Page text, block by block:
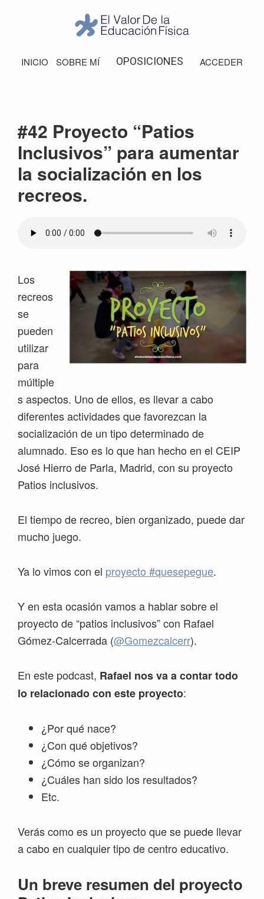
navegación
principal
barra
Valor
de
INICIO SOBRE MÍ OPOSICIONES ACCEDER
#42 Proyecto “Patios
Inclusivos” para aumentar
la socialización en los
recreos.
Los
recreos
se
pueden
utilizar
para
múltiple
s aspectos. Uno de ellos, es llevar a cabo
diferentes actividades que favorezcan la
socialización de un tipo determinado de
alumnado. Eso es lo que han hecho en el CEIP
José Hierro de Parla, Madrid, con su proyecto
Patios inclusivos.
El tiempo de recreo, bien organizado, puede dar
mucho juego.
Ya lo vimos con el proyecto #quesepegue.
Y en esta ocasión vamos a hablar sobre el
proyecto de “patios inclusivos” con Rafael
Gómez-Calcerrada (@Gomezcalcerr).
En este podcast, Rafael nos va a contar todo
lo relacionado con este proyecto:
¿Por qué nace?
¿Con qué objetivos?
¿Cómo se organizan?
¿Cuáles han sido los resultados?
Etc.
Verás como es un proyecto que se puede llevar
a cabo en cualquier tipo de centro educativo.
Un breve resumen del proyecto